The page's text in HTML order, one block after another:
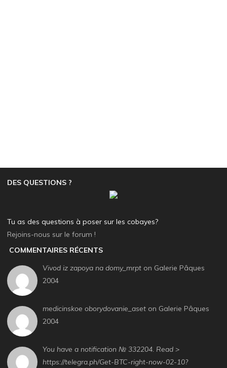
DES QUESTIONS ?
Tu as des questions à poser sur les cobayes?
Rejoins-nous sur le forum !
COMMENTAIRES RÉCENTS
Vivod iz zapoya na domy_mrpt on Galerie Pâques
2004
medicinskoe oborydovanie_aset on Galerie Pâques
2004
You have a notification № 332204. Read >
https://telegra.ph/Get-BTC-right-now-02-10?